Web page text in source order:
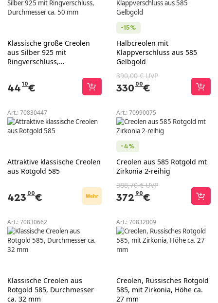
Klassische große Creolen
aus Silber 925 mit
Ringverschluss,
44 10€
-15%
Halbcreolen mit
Klappverschluss aus 585
Gelbgold
390,00 € UVP
330 00€
Art.:70830447
Attraktive klassische Creolen
aus Rotgold 585
423 00€
Art.:70990075
-4%
Creolen aus 585 Rotgold mt
Zirkonia 2-reihig
388,70 € UVP
372 90€
Art.:70830662
Klassische Creolen aus
Rotgold 585, Durchmesser
ca. 32 mm
Art.:70832009
Creolen, Russisches Rotgold
585, mit Zirkonia, Höhe ca.
27 mm